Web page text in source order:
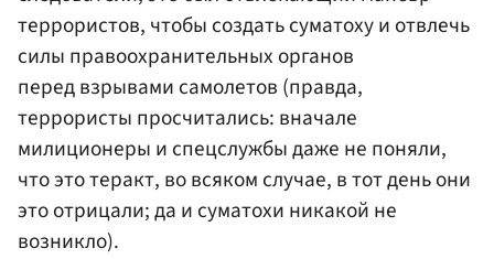
террористов, чтобы создать суматоху и отвлечь
силы правоохранительных органов
перед взрывами самолетов (правда,
террористы просчитались: вначале
милиционеры и спецслужбы даже не поняли,
что это теракт, во всяком случае, в тот день они
это отрицали; да и суматохи никакой не
возникло).